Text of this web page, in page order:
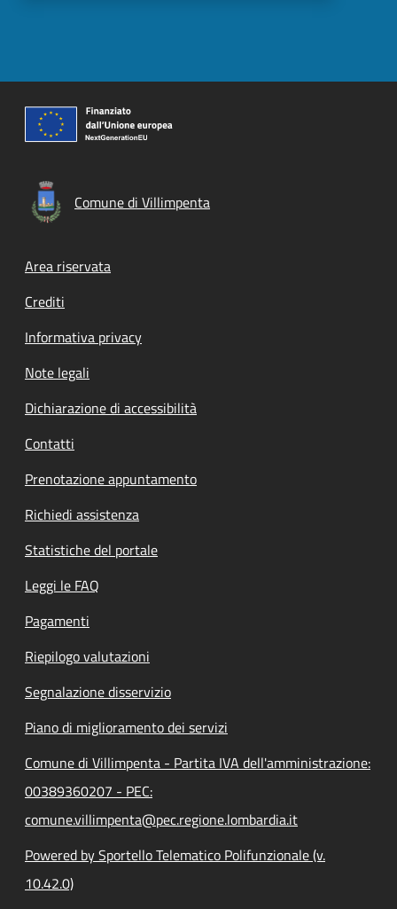
Comune di Villimpenta
Footer menu
Area riservata
Crediti
Informativa privacy
Note legali
Dichiarazione di accessibilità
Contatti
Prenotazione appuntamento
Richiedi assistenza
Statistiche del portale
Leggi le FAQ
Pagamenti
Riepilogo valutazioni
Segnalazione disservizio
Piano di miglioramento dei servizi
Comune di Villimpenta - Partita IVA dell'amministrazione:
00389360207 - PEC:
comune.villimpenta@pec.regione.lombardia.it
Powered by Sportello Telematico Polifunzionale (v.
10.42.0)